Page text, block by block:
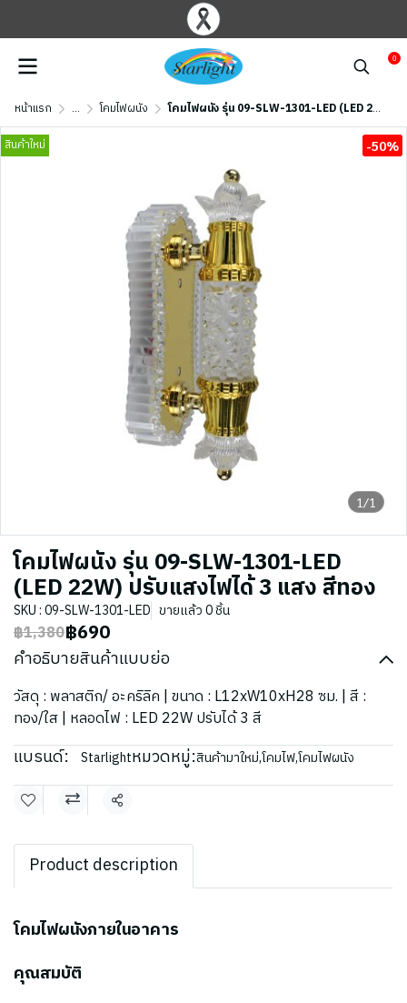
0
หน้าแรก ... โคมไฟผนัง โคมไฟผนัง รุ่น 09-SLW-1301-LED (LED 22W) ปรับแสงไฟได้ 3 แสง สีทอง
1/1
สินค้าใหม่ -50%
โคมไฟผนัง รุ่น 09-SLW-1301-LED
(LED 22W) ปรับแสงไฟได้ 3 แสง สีทอง
SKU : 09-SLW-1301-LED ขายแล้ว 0 ชิ้น
฿1,380฿690
คำอธิบายสินค้าแบบย่อ
วัสดุ : พลาสติก/ อะคริลิค | ขนาด : L12xW10xH28 ซม. | สี :
ทอง/ใส | หลอดไฟ : LED 22W ปรับได้ 3 สี
แบรนด์: Starlightหมวดหมู่:สินค้ามาใหม่,โคมไฟ,โคมไฟผนัง
แชร์
Product description
โคมไฟผนังภายในอาคาร
คุณสมบัติ